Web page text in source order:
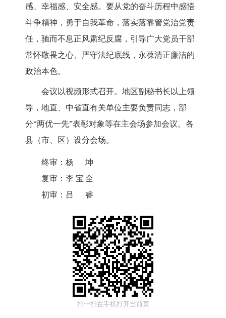
感、幸福感、安全感。要从党的奋斗历程中感悟
斗争精神，勇于自我革命，落实落靠管党治党责
任，驰而不息正风肃纪反腐，引导广大党员干部
常怀敬畏之心、严守法纪底线，永葆清正廉洁的
政治本色。
会议以视频形式召开。地区副秘书长以上领
导，地直、中省直有关单位主要负责同志， 部
分“两优一先”表彰对象等在主会场参加会议。各
县（市、区）设分会场。
终审： 杨坤
复审： 李宝全
初审： 吕睿
扫一扫在手机打开当前页